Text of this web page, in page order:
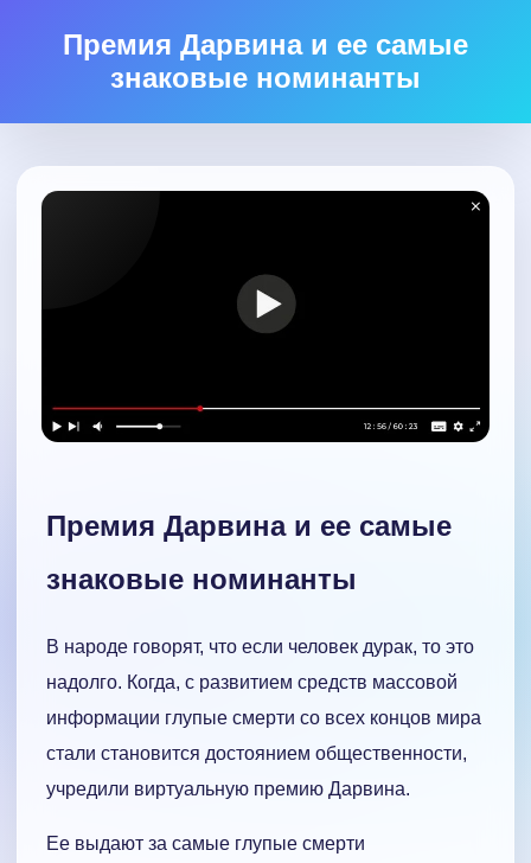
Премия Дарвина и ее самые
знаковые номинанты
Премия Дарвина и ее самые
знаковые номинанты
В народе говорят, что если человек дурак, то это
надолго. Когда, с развитием средств массовой
информации глупые смерти со всех концов мира
стали становится достоянием общественности,
учредили виртуальную премию Дарвина.
Ее выдают за самые глупые смерти